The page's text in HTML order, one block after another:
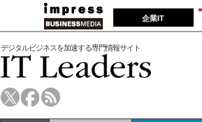
企業IT
デジタルビジネスを加速する専門情報サイト